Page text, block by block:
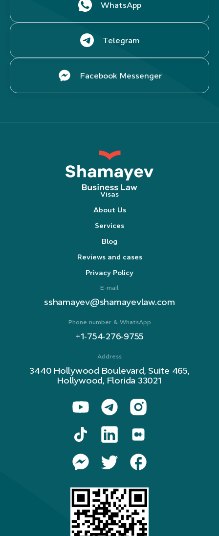
WhatsApp
Telegram
Facebook Messenger
Visas
About Us
Services
Blog
Reviews and cases
Privacy Policy
E-mail
sshamayev@shamayevlaw.com
Phone number & WhatsApp
+1-754-276-9755
Address
3440 Hollywood Boulevard, Suite 465,
Hollywood, Florida 33021